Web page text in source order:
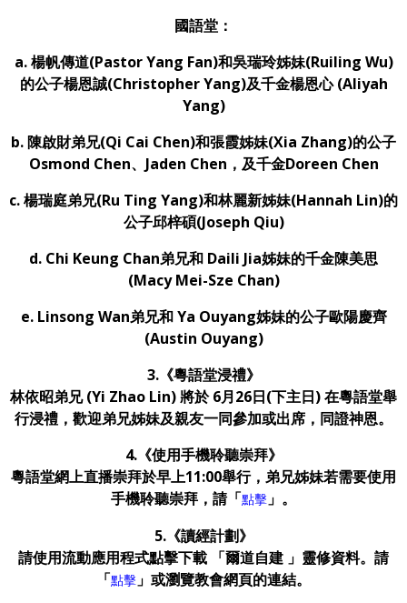
國語堂：
a. 楊帆傳道(Pastor Yang Fan)和吳瑞玲姊妹(Ruiling Wu)
的公子楊恩誠(Christopher Yang)及千金楊恩心 (Aliyah
Yang)
b. 陳啟財弟兄(Qi Cai Chen)和張霞姊妹(Xia Zhang)的公子
Osmond Chen、Jaden Chen，及千金Doreen Chen
c. 楊瑞庭弟兄(Ru Ting Yang)和林麗新姊妹(Hannah Lin)的
公子邱梓碩(Joseph Qiu)
d. Chi Keung Chan弟兄和 Daili Jia姊妹的千金陳美思
(Macy Mei-Sze Chan)
e. Linsong Wan弟兄和 Ya Ouyang姊妹的公子歐陽慶齊
(Austin Ouyang)
3.《粵語堂浸禮》
林依昭弟兄 (Yi Zhao Lin) 將於 6月26日(下主日) 在粵語堂舉
行浸禮，歡迎弟兄姊妹及親友一同參加或出席，同證神恩。
4.《使用手機聆聽崇拜》
粵語堂網上直播崇拜於早上11:00舉行，弟兄姊妹若需要使用
手機聆聽崇拜，請「點擊 」 。
5.《讀經計劃》
請使用流動應用程式點擊下載 「爾道自建 」靈修資料。請
「點擊 」或瀏覽教會網頁的連結。